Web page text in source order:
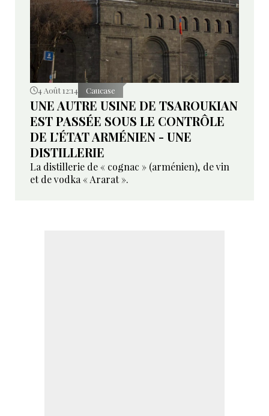
4 Août 12:14 Caucase
UNE AUTRE USINE DE TSAROUKIAN
EST PASSÉE SOUS LE CONTRÔLE
DE L’ÉTAT ARMÉNIEN - UNE
DISTILLERIE
La distillerie de « cognac » (arménien), de vin
et de vodka « Ararat ».